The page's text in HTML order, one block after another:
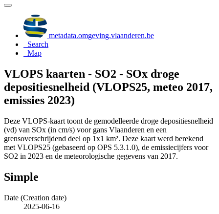
metadata.omgeving.vlaanderen.be
Search
Map
VLOPS kaarten - SO2 - SOx droge
depositiesnelheid (VLOPS25, meteo 2017,
emissies 2023)
Deze VLOPS-kaart toont de gemodelleerde droge depositiesnelheid
(vd) van SOx (in cm/s) voor gans Vlaanderen en een
grensoverschrijdend deel op 1x1 km². Deze kaart werd berekend
met VLOPS25 (gebaseerd op OPS 5.3.1.0), de emissiecijfers voor
SO2 in 2023 en de meteorologische gegevens van 2017.
Simple
Date (Creation date)
2025-06-16